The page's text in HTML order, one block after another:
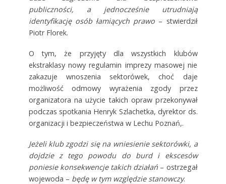
publiczności, a jednocześnie utrudniają
identyfikację osób łamiących prawo – stwierdził
Piotr Florek.
O tym, że przyjęty dla wszystkich klubów
ekstraklasy nowy regulamin imprezy masowej nie
zakazuje wnoszenia sektorówek, choć daje
możliwość odmowy wyrażenia zgody przez
organizatora na użycie takich opraw przekonywał
podczas spotkania Henryk Szlachetka, dyrektor ds.
organizacji i bezpieczeństwa w Lechu Poznań,.
Jeżeli klub zgodzi się na wniesienie sektorówki, a
dojdzie z tego powodu do burd i ekscesów
poniesie konsekwencje takich działań – ostrzegał
wojewoda – będę w tym względzie stanowczy.